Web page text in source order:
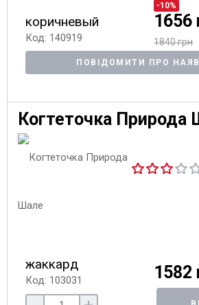
коричневый
Код: 140919
-10%
1656
1840 грн
ПОВІДОМИТИ ПРО
Когтеточка Природа
жаккард
Код: 103031 1582